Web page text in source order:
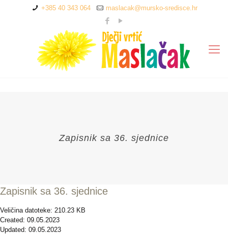
+385 40 343 064 maslacak@mursko-sredisce.hr
Zapisnik sa 36. sjednice
Zapisnik sa 36. sjednice
Veličina datoteke: 210.23 KB
Created: 09.05.2023
Updated: 09.05.2023